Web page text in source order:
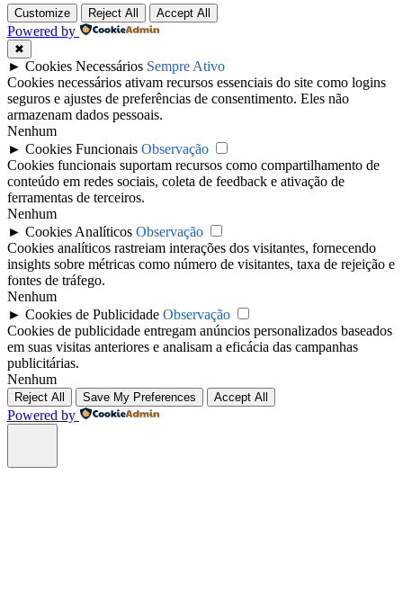
Customize Reject All Accept All
Powered by
✖
► Cookies Necessários Sempre Ativo
Cookies necessários ativam recursos essenciais do site como logins
seguros e ajustes de preferências de consentimento. Eles não
armazenam dados pessoais.
Nenhum
► Cookies Funcionais Observação
Cookies funcionais suportam recursos como compartilhamento de
conteúdo em redes sociais, coleta de feedback e ativação de
ferramentas de terceiros.
Nenhum
► Cookies Analíticos Observação
Cookies analíticos rastreiam interações dos visitantes, fornecendo
insights sobre métricas como número de visitantes, taxa de rejeição e
fontes de tráfego.
Nenhum
► Cookies de Publicidade Observação
Cookies de publicidade entregam anúncios personalizados baseados
em suas visitas anteriores e analisam a eficácia das campanhas
publicitárias.
Nenhum
Reject All Save My Preferences Accept All
Powered by